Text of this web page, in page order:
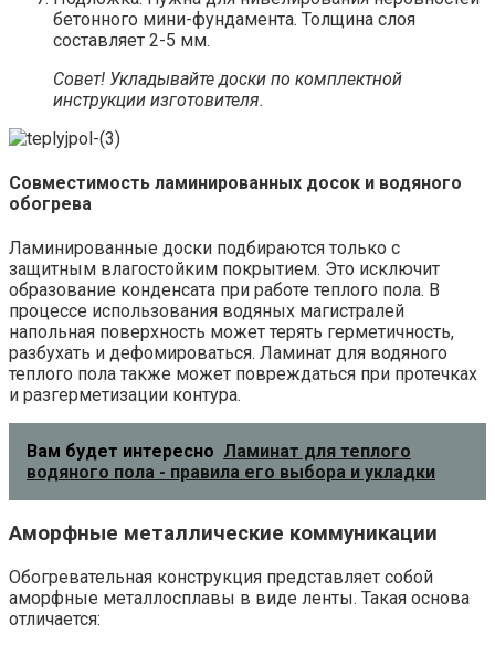
бетонного мини-фундамента. Толщина слоя
составляет 2-5 мм.
Совет! Укладывайте доски по комплектной
инструкции изготовителя.
Совместимость ламинированных досок и водяного
обогрева
Ламинированные доски подбираются только с
защитным влагостойким покрытием. Это исключит
образование конденсата при работе теплого пола. В
процессе использования водяных магистралей
напольная поверхность может терять герметичность,
разбухать и дефомироваться. Ламинат для водяного
теплого пола также может повреждаться при протечках
и разгерметизации контура.
Вам будет интересно Ламинат для теплого
водяного пола - правила его выбора и укладки
Аморфные металлические коммуникации
Обогревательная конструкция представляет собой
аморфные металлосплавы в виде ленты. Такая основа
отличается: